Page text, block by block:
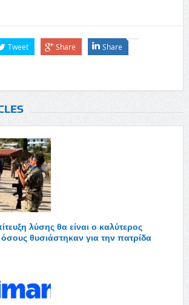
Tweet Share Share
λύσης θα είναι ο καλύτερος
θυσιάστηκαν για την πατρίδα